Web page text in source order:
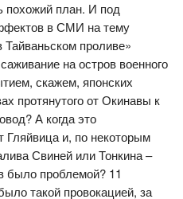
похожий план. И под
в СМИ на тему
проливе»
на остров военного
скажем, японских
протянутого от Окинавы к
А когда это
Гляйвица и, по некоторым
Свиней или Тонкина –
было проблемой? 11
такой провокацией, за